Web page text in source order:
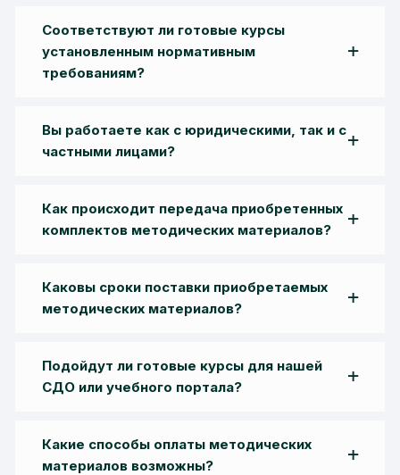
Соответствуют ли готовые курсы
установленным нормативным
требованиям?
Вы работаете как с юридическими, так и с
частными лицами?
Как происходит передача приобретенных
комплектов методических материалов?
Каковы сроки поставки приобретаемых
методических материалов?
Подойдут ли готовые курсы для нашей
СДО или учебного портала?
Какие способы оплаты методических
материалов возможны?